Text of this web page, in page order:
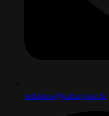
redaktion@kulturjoker.de